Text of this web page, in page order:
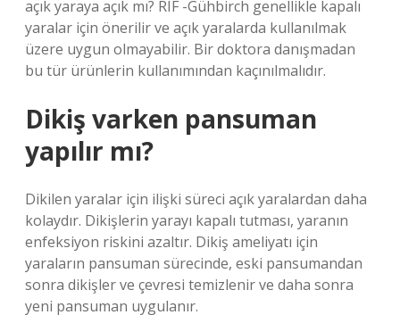
açık yaraya açık mı? RIF -Gühbirch genellikle kapalı
yaralar için önerilir ve açık yaralarda kullanılmak
üzere uygun olmayabilir. Bir doktora danışmadan
bu tür ürünlerin kullanımından kaçınılmalıdır.
Dikiş varken pansuman
yapılır mı?
Dikilen yaralar için ilişki süreci açık yaralardan daha
kolaydır. Dikişlerin yarayı kapalı tutması, yaranın
enfeksiyon riskini azaltır. Dikiş ameliyatı için
yaraların pansuman sürecinde, eski pansumandan
sonra dikişler ve çevresi temizlenir ve daha sonra
yeni pansuman uygulanır.